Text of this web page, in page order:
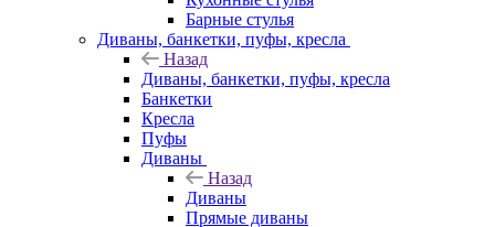
Барные стулья
Диваны, банкетки, пуфы, кресла
Назад
Диваны, банкетки, пуфы, кресла
Банкетки
Кресла
Пуфы
Диваны
Назад
Диваны
Прямые диваны